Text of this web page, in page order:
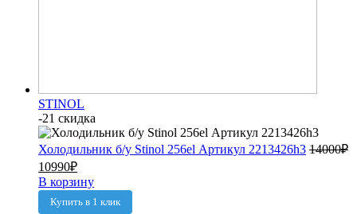
STINOL
-21 скидка
Холодильник б/у Stinol 256el Артикул 2213426h3 14000₽
10990₽
В корзину
Купить в 1 клик